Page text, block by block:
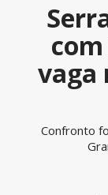
vaga
Confronto